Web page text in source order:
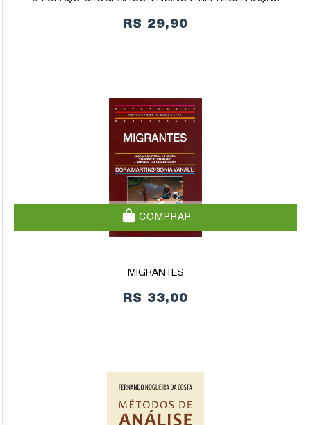
R$ 29,90
COMPRAR
MIGRANTES
R$ 33,00